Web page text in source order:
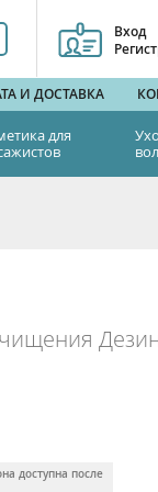
Вход
И ДОСТАВКА
для
доступна после